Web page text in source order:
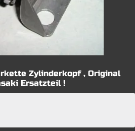
Zylinderkopf , Original
Ersatzteil !